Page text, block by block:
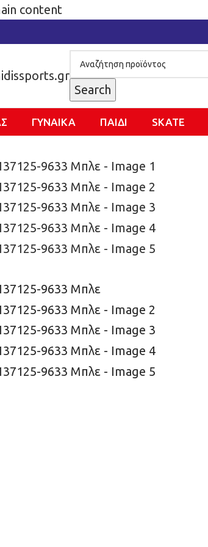
content
Search
ΓΥΝΑΙΚΑ ΠΑΙΔΙ SKATE